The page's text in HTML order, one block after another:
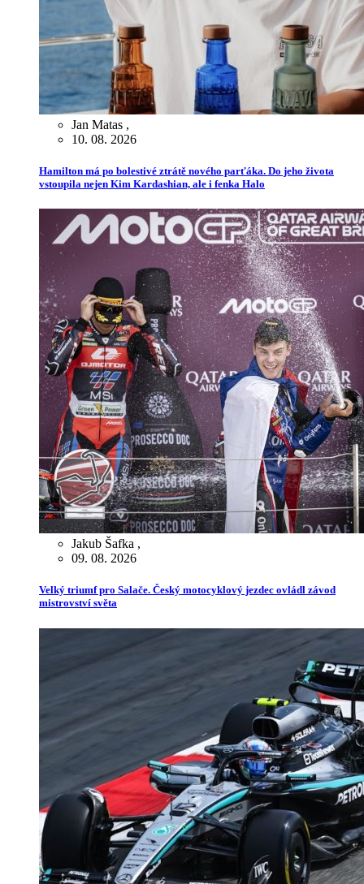
Jan Matas ,
10. 08. 2026
Hamilton má po bolestivé ztrátě nového parťáka. Do jeho života
vstoupila nejen Kim Kardashian, ale i fenka Halo
Jakub Šafka ,
09. 08. 2026
Velký triumf pro Salače. Český motocyklový jezdec ovládl závod
mistrovství světa